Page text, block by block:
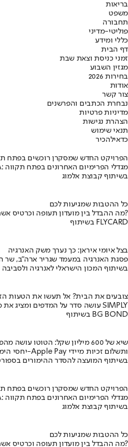
בריאות
משפט
תחבורה
פוליטי-מדיני
כללי ומידע
דף הבית
זמני כניסת וצאת שבת
מגזין השבוע
בחירות 2026
אודות
צור קשר
נבחרת הכתבים והפרשנים
מדיניות פרטיות
הצהרת נגישות
תנאי שימוש
כדאילהכיר
הפרויקט החדש שמסקרן רוכשים בפתח
קבוצת אלמוג מציגה את פרויקט MALA: מגדלי הפרימיום האחרונים בפתח תקווה
בשיתוף קבוצת אלמוג
כל ההטבות שמגיעות לכם
מה ההבדל בין מועדון תעופה וכרטיס אשראי?
בשיתוף FLYCARD
בצל איומי איראן: כך נערך משק האנרגיה
פסגת האנרגיה במעמד שגריר ארה"ב, שר
בשיתוף המכון הישראלי לאנרגיה ולסביבה
צובעים את הבית? אל תעשו את הטעות
מומחה BG BOND עושה סדר על המדפים ומציג את מותג הצבע SIMPLY
בשיתוף BG BOND
שיא של 600 מיליון שקל: הטוטו עושה מהפיכה
יחסי הימור משופרים, הפקדות ב-Apple Pay ותשלום זכיות מיידי
בשיתוף המועצה להסדר ההימורים
הפרויקט החדש שמסקרן רוכשים בפתח
קבוצת אלמוג מציגה את פרויקט MALA: מגדלי הפרימיום האחרונים בפתח תקווה
בשיתוף קבוצת אלמוג
כל ההטבות שמגיעות לכם
מה ההבדל בין מועדון תעופה וכרטיס אשראי?